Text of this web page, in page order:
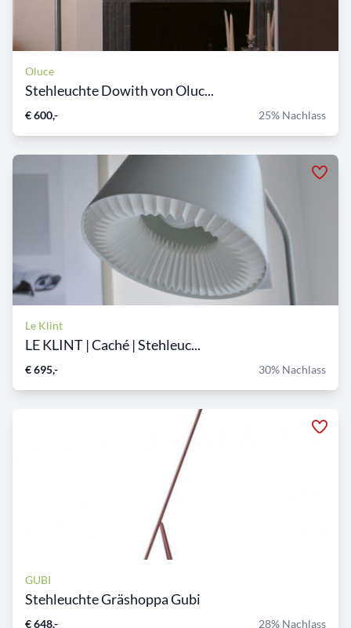
Oluce
Stehleuchte Dowith von Oluc...
€ 600,- 25% Nachlass
Le Klint
LE KLINT | Caché | Stehleuc...
€ 695,- 30% Nachlass
GUBI
Stehleuchte Gräshoppa Gubi
€ 648,- 28% Nachlass